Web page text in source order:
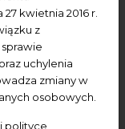
kwietnia 2016 r.
z
uchylenia
zmiany w
osobowych.
polityce
sali
w rejs
mniej
pokazy w